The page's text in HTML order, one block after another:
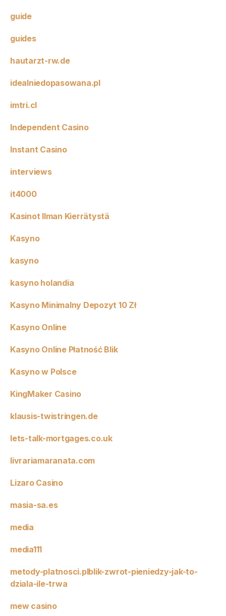
guide
guides
hautarzt-rw.de
idealniedopasowana.pl
imtri.cl
Independent Casino
Instant Casino
interviews
it4000
Kasinot Ilman Kierrätystä
Kasyno
kasyno
kasyno holandia
Kasyno Minimalny Depozyt 10 Zł
Kasyno Online
Kasyno Online Płatność Blik
Kasyno w Polsce
KingMaker Casino
klausis-twistringen.de
lets-talk-mortgages.co.uk
livrariamaranata.com
Lizaro Casino
masia-sa.es
media
media111
metody-platnosci.plblik-zwrot-pieniedzy-jak-to-
dziala-ile-trwa
mew casino